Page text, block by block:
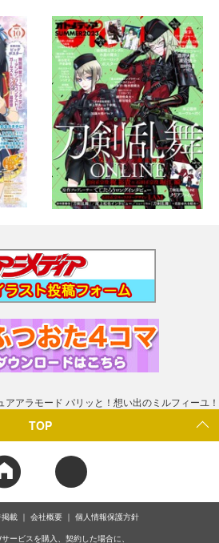
アラモード パリッと！想い出のミルフィーユ！
TOP
掲載 会社概要 個人情報保護方針
ービスを購入、契約した場合に、